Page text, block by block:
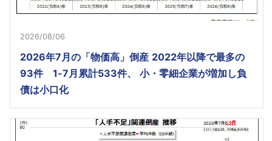
2026/08/06
2026年7月の「物価高」倒産 2022年以降で最多の
93件 1-7月累計533件、 小・零細企業が増加し負
債は小口化